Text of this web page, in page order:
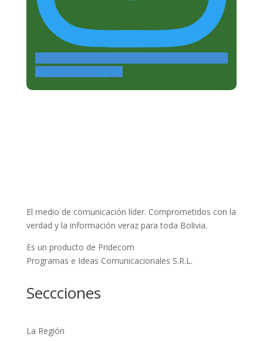
Siguenos en Instagram
El medio de comunicación líder. Comprometidos con la
verdad y la información veraz para toda Bolivia.
Es un producto de Pridecom
Programas e Ideas Comunicacionales S.R.L.
Seccciones
La Región